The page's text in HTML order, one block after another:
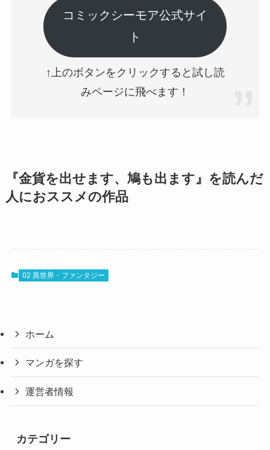
コミックシーモア公式サイ
ト
↑上のボタンをクリックすると試し読
みページに飛べます！
『金貨を出せます、鳩も出ます』を読んだ
人におススメの作品
02 異世界・ファンタジー
ホーム
マンガを探す
運営者情報
カテゴリー